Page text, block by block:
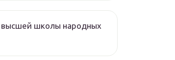
высшей школы народных